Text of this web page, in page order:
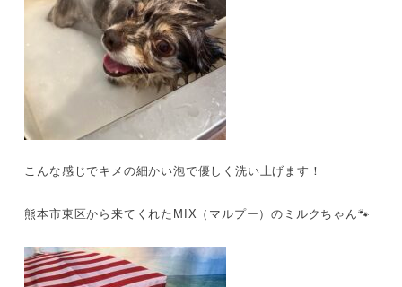
こんな感じでキメの細かい泡で優しく洗い上げます！
熊本市東区から来てくれたMIX（マルプー）のミルクちゃん🐾